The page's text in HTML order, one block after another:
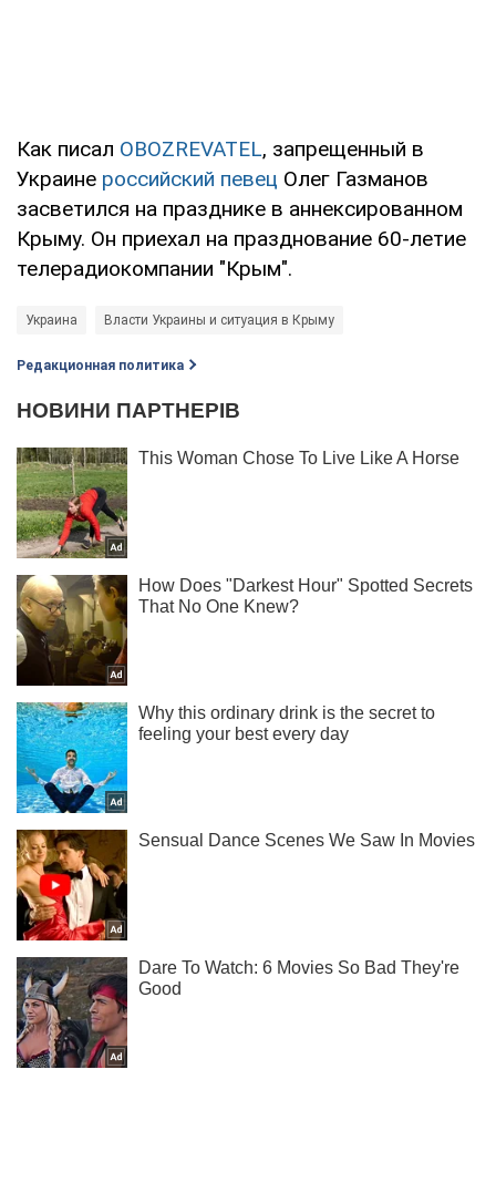
Как писал OBOZREVATEL, запрещенный в
Украине российский певец Олег Газманов
засветился на празднике в аннексированном
Крыму. Он приехал на празднование 60-летие
телерадиокомпании "Крым".
Украина Власти Украины и ситуация в Крыму
Редакционная политика